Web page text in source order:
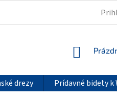
OCHRANY OSOBNÝCH ÚDAJOV
drezy Prídavné bidety k